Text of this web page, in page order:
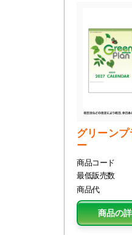
グリーン
ー
商品コード
最低販売数
商品代
商品の